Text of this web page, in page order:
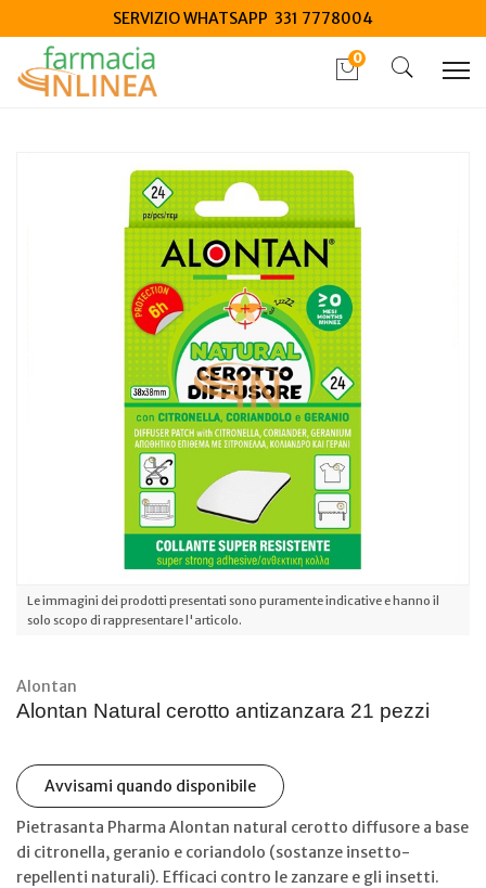
SERVIZIO WHATSAPP 331 7778004
0
Le immagini dei prodotti presentati sono puramente indicative e hanno il
solo scopo di rappresentare l'articolo.
Alontan
Alontan Natural cerotto antizanzara 21 pezzi
Avvisami quando disponibile
Pietrasanta Pharma Alontan natural cerotto diffusore a base
di citronella, geranio e coriandolo (sostanze insetto-
repellenti naturali). Efficaci contro le zanzare e gli insetti.